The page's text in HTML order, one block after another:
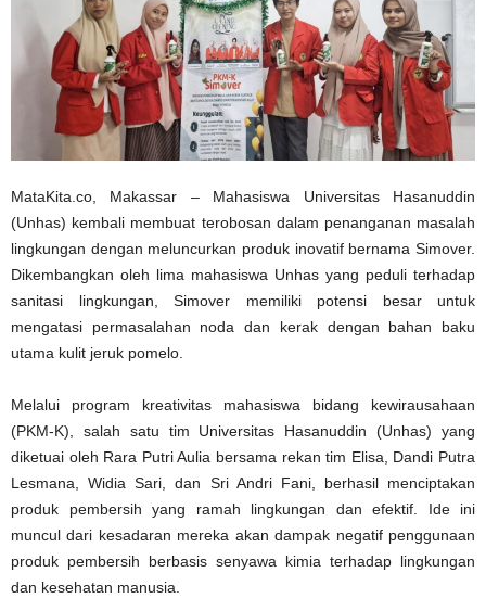
MataKita.co, Makassar – Mahasiswa Universitas Hasanuddin
(Unhas) kembali membuat terobosan dalam penanganan masalah
lingkungan dengan meluncurkan produk inovatif bernama Simover.
Dikembangkan oleh lima mahasiswa Unhas yang peduli terhadap
sanitasi lingkungan, Simover memiliki potensi besar untuk
mengatasi permasalahan noda dan kerak dengan bahan baku
utama kulit jeruk pomelo.
Melalui program kreativitas mahasiswa bidang kewirausahaan
(PKM-K), salah satu tim Universitas Hasanuddin (Unhas) yang
diketuai oleh Rara Putri Aulia bersama rekan tim Elisa, Dandi Putra
Lesmana, Widia Sari, dan Sri Andri Fani, berhasil menciptakan
produk pembersih yang ramah lingkungan dan efektif. Ide ini
muncul dari kesadaran mereka akan dampak negatif penggunaan
produk pembersih berbasis senyawa kimia terhadap lingkungan
dan kesehatan manusia.